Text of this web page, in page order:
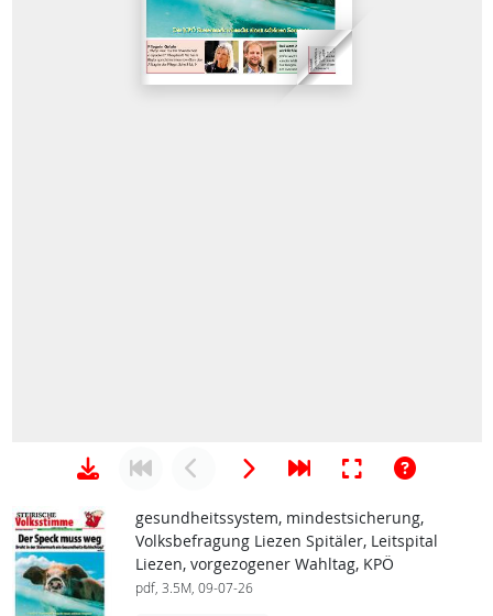
gesundheitssystem, mindestsicherung,
Volksbefragung Liezen Spitäler, Leitspital
Liezen, vorgezogener Wahltag, KPÖ
pdf, 3.5M, 09-07-26